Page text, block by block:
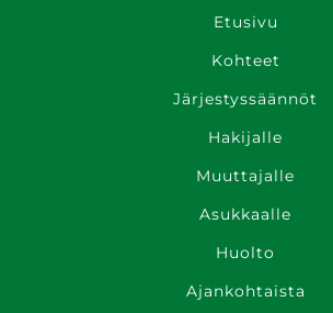
Etusivu
Kohteet
Järjestyssäännöt
Hakijalle
Muuttajalle
Asukkaalle
Huolto
Ajankohtaista